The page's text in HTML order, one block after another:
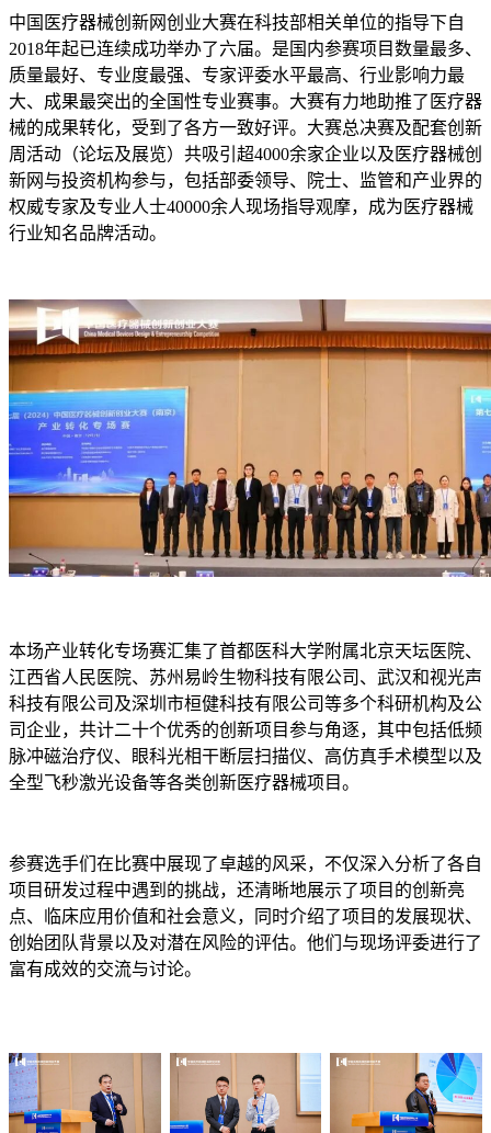
中国医疗器械创新网创业大赛在科技部相关单位的指导下自
2018年起已连续成功举办了六届。是国内参赛项目数量最多、
质量最好、专业度最强、专家评委水平最高、行业影响力最
大、成果最突出的全国性专业赛事。大赛有力地助推了医疗器
械的成果转化，受到了各方一致好评。大赛总决赛及配套创新
周活动（论坛及展览）共吸引超4000余家企业以及医疗器械创
新网与投资机构参与，包括部委领导、院士、监管和产业界的
权威专家及专业人士40000余人现场指导观摩，成为医疗器械
行业知名品牌活动。
本场产业转化专场赛汇集了首都医科大学附属北京天坛医院、
江西省人民医院、苏州易岭生物科技有限公司、武汉和视光声
科技有限公司及深圳市桓健科技有限公司等多个科研机构及公
司企业，共计二十个优秀的创新项目参与角逐，其中包括低频
脉冲磁治疗仪、眼科光相干断层扫描仪、高仿真手术模型以及
全型飞秒激光设备等各类创新医疗器械项目。
参赛选手们在比赛中展现了卓越的风采，不仅深入分析了各自
项目研发过程中遇到的挑战，还清晰地展示了项目的创新亮
点、临床应用价值和社会意义，同时介绍了项目的发展现状、
创始团队背景以及对潜在风险的评估。他们与现场评委进行了
富有成效的交流与讨论。